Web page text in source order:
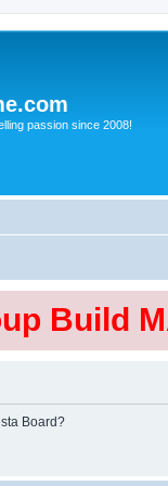
passion since 2008!
Build
Board?